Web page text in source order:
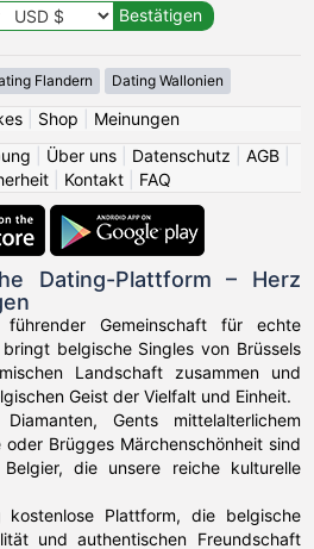
Flandern Dating Wallonien
| Shop
Meinungen
Über uns Datenschutz AGB
Kontakt FAQ
Dating-Plattform – Herz
führender Gemeinschaft für echte
belgische Singles von Brüssels
Landschaft zusammen und
Geist der Vielfalt und Einheit.
Gents mittelalterlichem
Brügges Märchenschönheit sind
die unsere reiche kulturelle
kostenlose Plattform, die belgische
und authentischen Freundschaft